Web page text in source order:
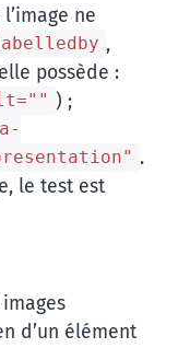
ne
,
possède :
) ;
.
le test est
d’un élément